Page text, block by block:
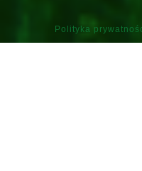
Polityka